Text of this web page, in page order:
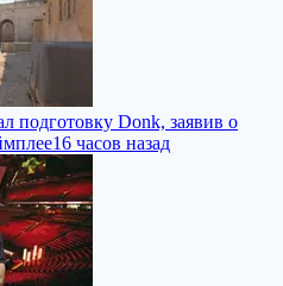
подготовку Donk, заявив о
16 часов назад